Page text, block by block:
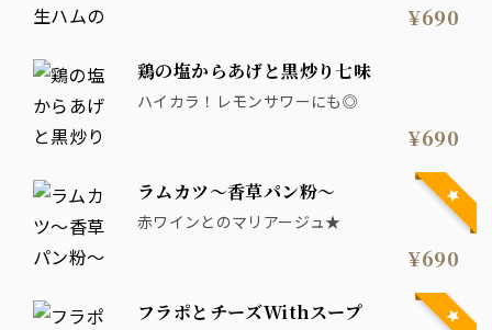
¥690
鶏の塩からあげと黒炒り七味
ハイカラ！レモンサワーにも◎
¥690
ラムカツ〜香草パン粉〜
赤ワインとのマリアージュ★
¥690
フラポとチーズWithスープ